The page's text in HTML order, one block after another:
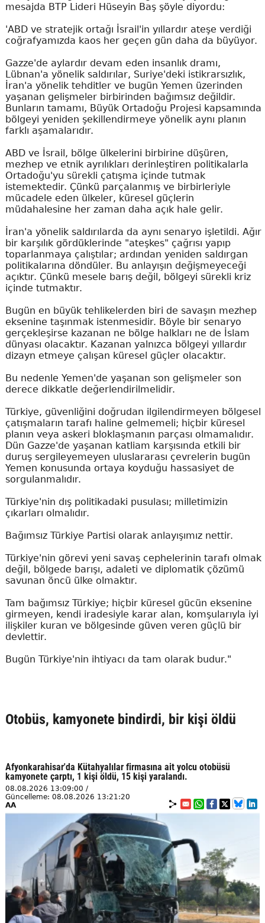
mesajda BTP Lideri Hüseyin Baş şöyle diyordu:
'ABD ve stratejik ortağı İsrail'in yıllardır ateşe verdiği
coğrafyamızda kaos her geçen gün daha da büyüyor.
Gazze'de aylardır devam eden insanlık dramı,
Lübnan'a yönelik saldırılar, Suriye'deki istikrarsızlık,
İran'a yönelik tehditler ve bugün Yemen üzerinden
yaşanan gelişmeler birbirinden bağımsız değildir.
Bunların tamamı, Büyük Ortadoğu Projesi kapsamında
bölgeyi yeniden şekillendirmeye yönelik aynı planın
farklı aşamalarıdır.
ABD ve İsrail, bölge ülkelerini birbirine düşüren,
mezhep ve etnik ayrılıkları derinleştiren politikalarla
Ortadoğu'yu sürekli çatışma içinde tutmak
istemektedir. Çünkü parçalanmış ve birbirleriyle
mücadele eden ülkeler, küresel güçlerin
müdahalesine her zaman daha açık hale gelir.
İran'a yönelik saldırılarda da aynı senaryo işletildi. Ağır
bir karşılık gördüklerinde "ateşkes" çağrısı yapıp
toparlanmaya çalıştılar; ardından yeniden saldırgan
politikalarına döndüler. Bu anlayışın değişmeyeceği
açıktır. Çünkü mesele barış değil, bölgeyi sürekli kriz
içinde tutmaktır.
Bugün en büyük tehlikelerden biri de savaşın mezhep
eksenine taşınmak istenmesidir. Böyle bir senaryo
gerçekleşirse kazanan ne bölge halkları ne de İslam
dünyası olacaktır. Kazanan yalnızca bölgeyi yıllardır
dizayn etmeye çalışan küresel güçler olacaktır.
Bu nedenle Yemen'de yaşanan son gelişmeler son
derece dikkatle değerlendirilmelidir.
Türkiye, güvenliğini doğrudan ilgilendirmeyen bölgesel
çatışmaların tarafı haline gelmemeli; hiçbir küresel
planın veya askeri bloklaşmanın parçası olmamalıdır.
Dün Gazze'de yaşanan katliam karşısında etkili bir
duruş sergileyemeyen uluslararası çevrelerin bugün
Yemen konusunda ortaya koyduğu hassasiyet de
sorgulanmalıdır.
Türkiye'nin dış politikadaki pusulası; milletimizin
çıkarları olmalıdır.
Bağımsız Türkiye Partisi olarak anlayışımız nettir.
Türkiye'nin görevi yeni savaş cephelerinin tarafı olmak
değil, bölgede barışı, adaleti ve diplomatik çözümü
savunan öncü ülke olmaktır.
Tam bağımsız Türkiye; hiçbir küresel gücün eksenine
girmeyen, kendi iradesiyle karar alan, komşularıyla iyi
ilişkiler kuran ve bölgesinde güven veren güçlü bir
devlettir.
Bugün Türkiye'nin ihtiyacı da tam olarak budur."
Otobüs, kamyonete bindirdi, bir kişi öldü
Afyonkarahisar'da Kütahyalılar firmasına ait yolcu otobüsü
kamyonete çarptı, 1 kişi öldü, 15 kişi yaralandı.
08.08.2026 13:09:00 /
Güncelleme: 08.08.2026 13:21:20
AA